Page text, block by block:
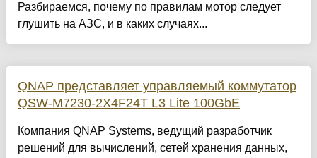
Разбираемся, почему по правилам мотор следует
глушить на АЗС, и в каких случаях...
QNAP представляет управляемый коммутатор
QSW-M7230-2X4F24T L3 Lite 100GbE
Компания QNAP Systems, ведущий разработчик
решений для вычислений, сетей хранения данных,